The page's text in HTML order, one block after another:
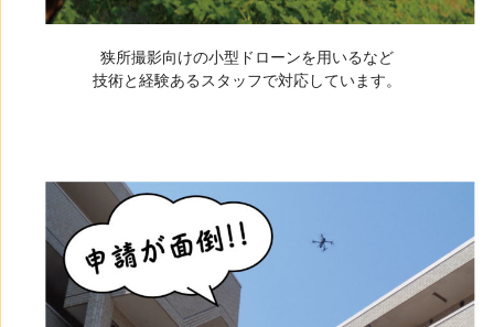
狭所撮影向けの小型ドローンを用いるなど
技術と経験あるスタッフで対応しています。